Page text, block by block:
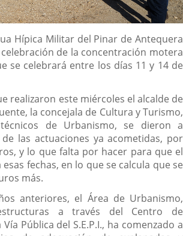
Hípica Militar del Pinar de Antequera
de la concentración motera
se celebrará entre los días 11 y 14 de
realizaron este miércoles el alcalde de
la concejala de Cultura y Turismo,
de Urbanismo, se dieron a
las actuaciones ya acometidas, por
y lo que falta por hacer para que el
fechas, en lo que se calcula que se
más.
anteriores, el Área de Urbanismo,
a través del Centro de
Pública del S.E.P.I., ha comenzado a